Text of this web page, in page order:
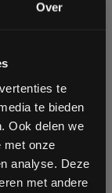
Over
te
te bieden
Ook delen we
met onze
analyse. Deze
met andere
de hoogte te
en meer
eerstvolgende